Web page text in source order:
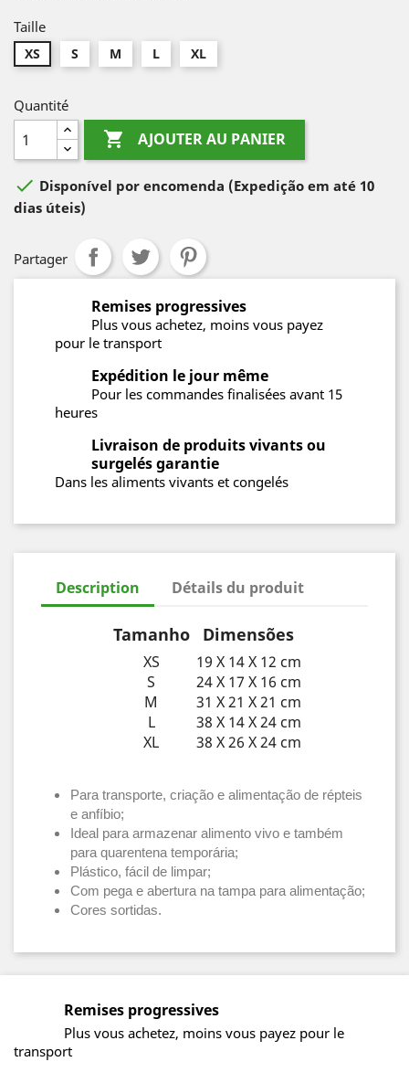
Taille
XS S M L XL
Quantité
 AJOUTER AU PANIER
 Disponível por encomenda (Expedição em até 10
dias úteis)
Partager
Remises progressives
Plus vous achetez, moins vous payez
pour le transport
Expédition le jour même
Pour les commandes finalisées avant 15
heures
Livraison de produits vivants ou
surgelés garantie
Dans les aliments vivants et congelés
Description Détails du produit
Tamanho Dimensões
XS
19 X 14 X 12 cm
S
24 X 17 X 16 cm
M
31 X 21 X 21 cm
L
38 X 14 X 24 cm
XL
38 X 26 X 24 cm
Para transporte, criação e alimentação de répteis
e anfíbio;
Ideal para armazenar alimento vivo e também
para quarentena temporária;
Plástico, fácil de limpar;
Com pega e abertura na tampa para alimentação;
Cores sortidas.
Remises progressives
Plus vous achetez, moins vous payez pour le
transport